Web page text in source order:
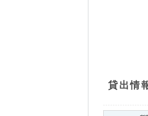
貸出情